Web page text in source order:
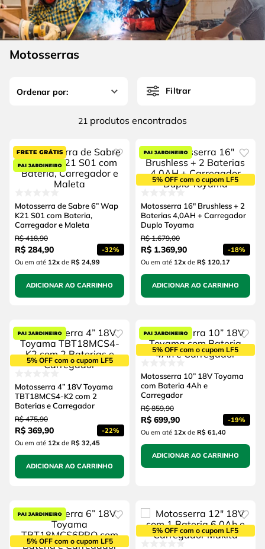
Motosserras
Filtrar
21 produtos
Motosserra de Sabre 6” Wap
K21 S01 com Bateria,
Carregador e Maleta
R$ 418,90
R$ 284,90 -32%
Ou em até 12xde R$ 24,99
ADICIONAR AO CARRINHO
5% OFF com o cupom LF5
Motosserra 16" Brushless + 2
Baterias 4,0AH + Carregador
Duplo Toyama
R$ 1.679,00
R$ 1.369,90 -18%
Ou em até 12xde R$ 120,17
ADICIONAR AO CARRINHO
5% OFF com o cupom LF5
Motosserra 4” 18V Toyama
TBT18MCS4-K2 com 2
Baterias e Carregador
R$ 475,90
R$ 369,90 -22%
Ou em até 12xde R$ 32,45
ADICIONAR AO CARRINHO
5% OFF com o cupom LF5
Motosserra 10” 18V Toyama
com Bateria 4Ah e
Carregador
R$ 859,90
R$ 699,90 -19%
Ou em até 12xde R$ 61,40
ADICIONAR AO CARRINHO
5% OFF com o cupom LF5
5% OFF com o cupom LF5
6º serra copo
7º luva
8º fio
alicate
4 º escada
5º serra circular
º serra copo
fio
lavadora alta pressão